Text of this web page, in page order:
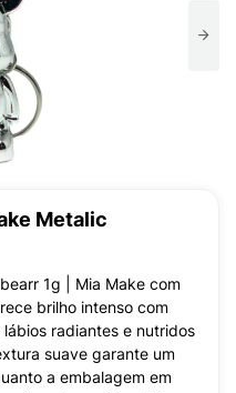
Metalic
1g | Mia Make com
brilho intenso com
radiantes e nutridos
suave garante um
a embalagem em